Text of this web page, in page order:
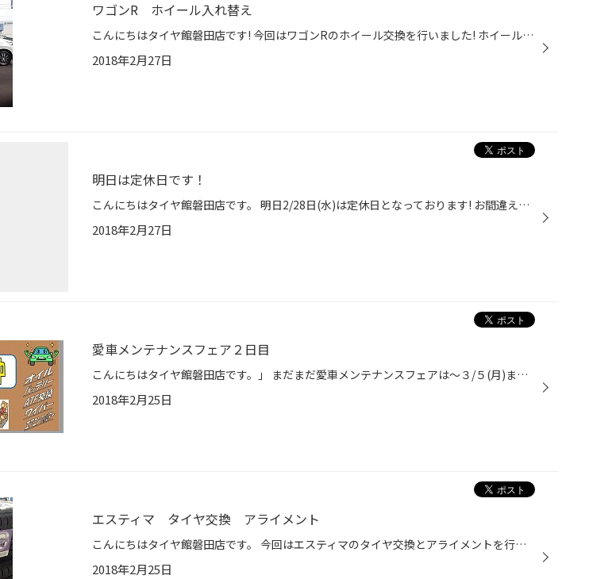
ワゴンR ホイール入れ替え
こんにちはタイヤ館磐田店です! 今回はワゴンRのホイール交換を行いました! ホイールは JPスタイル ヴォルクスです。 タイヤ館ではホイールのご相談もお受けしておりますのでホイールをお考えの方はぜひタイヤ館磐田店までお越しください!
2018年2月27日
明日は定休日です！
こんにちはタイヤ館磐田店です。 明日2/28日(水)は定休日となっております! お間違えが無いようにお願いします!
2018年2月27日
愛車メンテナンスフェア２日目
こんにちはタイヤ館磐田店です。」 まだまだ愛車メンテナンスフェアは～３/５(月)まで開催しています! ご来店頂いたお客様全員にメンテナンス商品がなんと店頭通常価格から20％引きとなっております! ぜひこの機会にご来店下さい!
2018年2月25日
エスティマ タイヤ交換 アライメント
こんにちはタイヤ館磐田店です。 今回はエスティマのタイヤ交換とアライメントを行いました! 今回のタイヤは・・・ プレイズPX-RV 215/55R17で交換しました! このタイヤは直進安定性に優れており、疲れにくいタイヤと呼ばれています! 高速走行や旅行で車を使われる方にはオススメのタイヤでございま...
2018年2月25日